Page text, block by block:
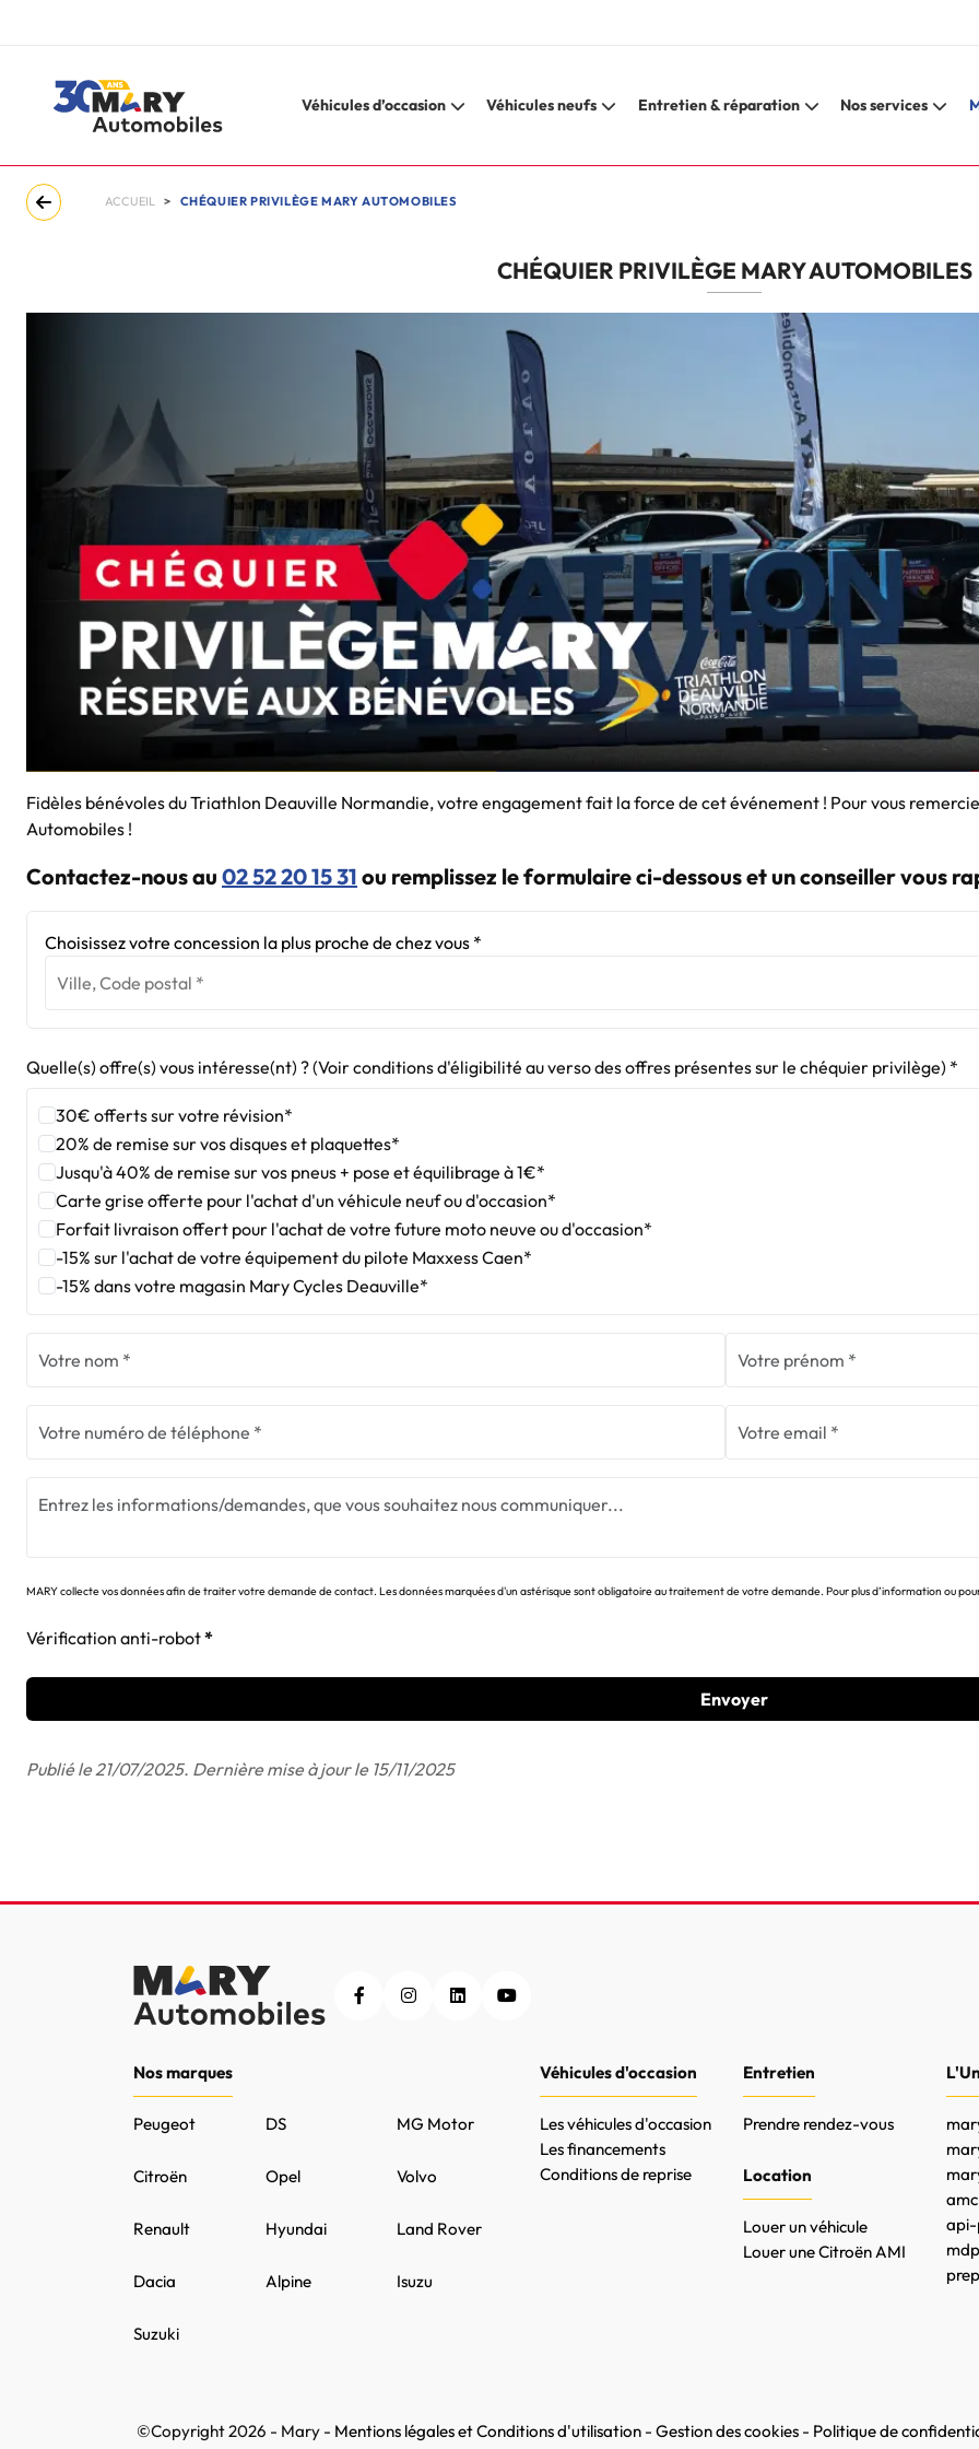
Véhicules d’occasion Véhicules neufs Entretien & réparation Nos services
ACCUEIL CHÉQUIER PRIVILÈGE MARY AUTOMOBILES
CHÉQUIER PRIVILÈGE MARY AUTOMOBILES
Fidèles bénévoles du Triathlon Deauville Normandie, votre engagement fait la force de cet événement ! Pour vous
Automobiles !
Contactez-nous au 02 52 20 15 31 ou remplissez le formulaire ci-dessous et un conseiller vous
Choisissez votre concession la plus proche de chez vous *
Quelle(s) offre(s) vous intéresse(nt) ? (Voir conditions d'éligibilité au verso des offres présentes sur le chéquier privilège) *
30€ offerts sur votre révision*
20% de remise sur vos disques et plaquettes*
Jusqu'à 40% de remise sur vos pneus + pose et équilibrage à 1€*
Carte grise offerte pour l'achat d'un véhicule neuf ou d'occasion*
Forfait livraison offert pour l'achat de votre future moto neuve ou d'occasion*
-15% sur l'achat de votre équipement du pilote Maxxess Caen*
-15% dans votre magasin Mary Cycles Deauville*
MARY collecte vos données afin de traiter votre demande de contact. Les données marquées d'un astérisque sont obligatoire au traitement de votre demande. Pour plus d’information ou
Vérification anti-robot
Envoyer
Publié le 21/07/2025. Dernière mise à jour le 15/11/2025
Nos marques
Peugeot DS MG Motor
Citroën Opel Volvo
Renault Hyundai Land Rover
Dacia Alpine Isuzu
Suzuki
Véhicules d'occasion
Les véhicules d'occasion
Les financements
Conditions de reprise
Entretien
Prendre rendez-vous
Location
Louer un véhicule
Louer une Citroën AMI
api-
©Copyright 2026 - Mary - Mentions légales et Conditions d'utilisation - Gestion des cookies - Politique de